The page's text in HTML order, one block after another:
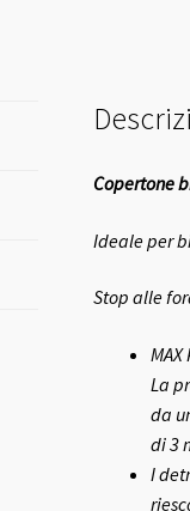
Copertone
Ideale per
Stop alle
MAX
La
da
di 3
I